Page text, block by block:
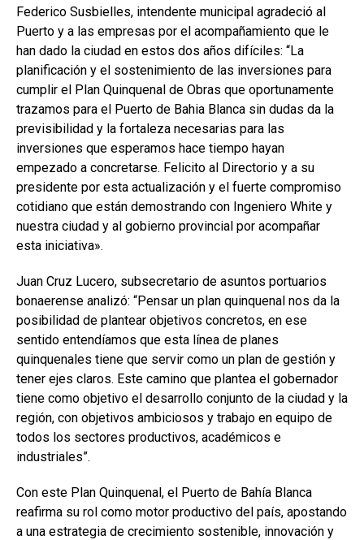
Federico Susbielles, intendente municipal agradeció al
Puerto y a las empresas por el acompañamiento que le
han dado la ciudad en estos dos años difíciles: “La
planificación y el sostenimiento de las inversiones para
cumplir el Plan Quinquenal de Obras que oportunamente
trazamos para el Puerto de Bahia Blanca sin dudas da la
previsibilidad y la fortaleza necesarias para las
inversiones que esperamos hace tiempo hayan
empezado a concretarse. Felicito al Directorio y a su
presidente por esta actualización y el fuerte compromiso
cotidiano que están demostrando con Ingeniero White y
nuestra ciudad y al gobierno provincial por acompañar
esta iniciativa».
Juan Cruz Lucero, subsecretario de asuntos portuarios
bonaerense analizó: “Pensar un plan quinquenal nos da la
posibilidad de plantear objetivos concretos, en ese
sentido entendíamos que esta línea de planes
quinquenales tiene que servir como un plan de gestión y
tener ejes claros. Este camino que plantea el gobernador
tiene como objetivo el desarrollo conjunto de la ciudad y la
región, con objetivos ambiciosos y trabajo en equipo de
todos los sectores productivos, académicos e
industriales”.
Con este Plan Quinquenal, el Puerto de Bahía Blanca
reafirma su rol como motor productivo del país, apostando
a una estrategia de crecimiento sostenible, innovación y